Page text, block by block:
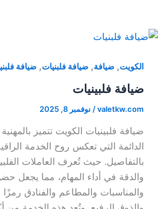
الكويت, ضيافة, ضيافة فلبنيات, ضيافة
ضيافة فلبينيات
valetkw.com
/ نوفمبر 8, 2025
ضيافة فلبينيات الكويت تتميز بالمهنية
الدائمة التي تعكس روح الخدمة
بالتفاصيل. حيث تُعرف العاملات
والدقة في أداء المهام، مما يجعل
والمناسبات والمطاعم والفنادق رمزًا